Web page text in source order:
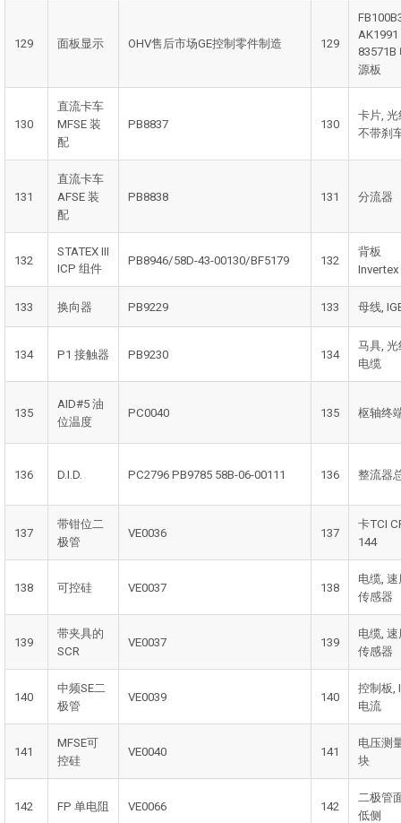
129 面板显示 OHV售后市场GE控制零件制造 129
AK1991
83571B
源板
130
直流卡车
MFSE 装
配
PB8837 130
卡片, 光
不带刹
131
直流卡车
AFSE 装
配
PB8838 131 分流器
132
STATEX III
ICP 组件
PB8946/58D-43-00130/BF5179 132
背板
Invertex
133 换向器 PB9229 133 母线,
134 P1 接触器 PB9230 134
马具, 光
电缆
135
AID#5 油
位温度
PC0040 135 枢轴终
136 D.I.D. PC2796 PB9785 58B-06-00111 136 整流器
137
带钳位二
极管
VE0036 137
卡TCI
144
138 可控硅 VE0037 138
电缆, 速
传感器
139
带夹具的
SCR
VE0037 139
电缆, 速
传感器
140
中频SE二
极管
VE0039 140
控制板,
电流
141
MFSE可
控硅
VE0040 141
电压测
块
142 FP 单电阻 VE0066 142
二极管
低侧